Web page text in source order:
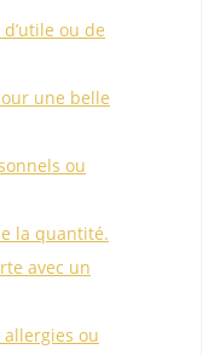
ou de
une belle
ou
la quantité.
avec un
ou